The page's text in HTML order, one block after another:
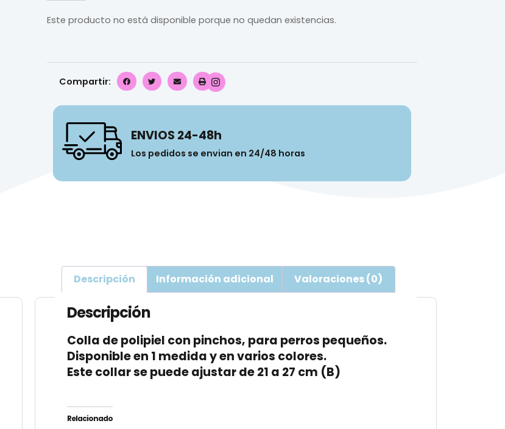
Este producto no está disponible porque no quedan existencias.
Compartir:
ENVIOS 24-48h
Los pedidos se envian en 24/48 horas
Descripción Información adicional Valoraciones (0)
Descripción
Colla de polipiel con pinchos, para perros pequeños.
Disponible en 1 medida y en varios colores.
Este collar se puede ajustar de 21 a 27 cm (B)
Relacionado